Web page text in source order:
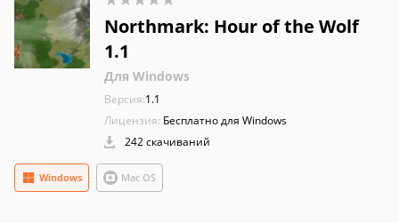
Northmark: Hour of the Wolf
1.1
Для Windows
Версия:1.1
Лицензия: Бесплатно для Windows
242 скачиваний
Mac OS
Windows